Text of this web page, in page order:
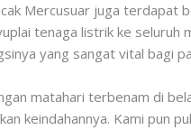
Mercusuar juga
tenaga listrik ke
yang sangat vital bagi
matahari terbenam di
keindahannya. Kami pun